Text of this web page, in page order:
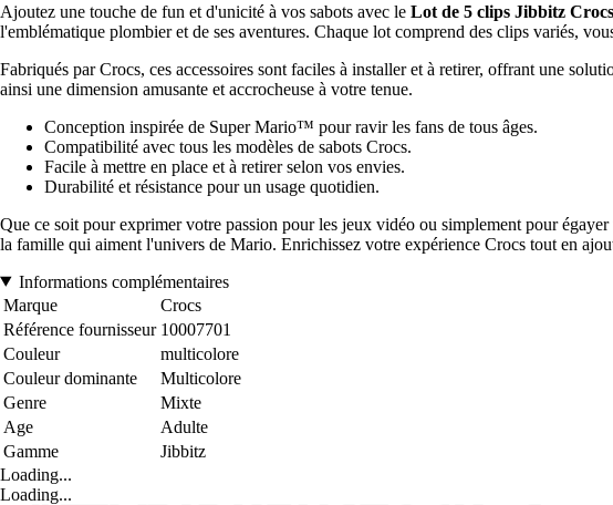
Ajoutez une touche de fun et d'unicité à vos sabots avec le Lot de 5 clips Jibbitz
l'emblématique plombier et de ses aventures. Chaque lot comprend des clips variés,
Fabriqués par Crocs, ces accessoires sont faciles à installer et à retirer, offrant une
ainsi une dimension amusante et accrocheuse à votre tenue.
Conception inspirée de Super Mario™ pour ravir les fans de tous âges.
Compatibilité avec tous les modèles de sabots Crocs.
Facile à mettre en place et à retirer selon vos envies.
Durabilité et résistance pour un usage quotidien.
Que ce soit pour exprimer votre passion pour les jeux vidéo ou simplement pour
la famille qui aiment l'univers de Mario. Enrichissez votre expérience Crocs tout en
Informations complémentaires
Marque
Crocs
Référence fournisseur 10007701
Couleur
multicolore
Couleur dominante
Multicolore
Genre
Mixte
Age
Adulte
Gamme
Jibbitz
Loading...
Loading...